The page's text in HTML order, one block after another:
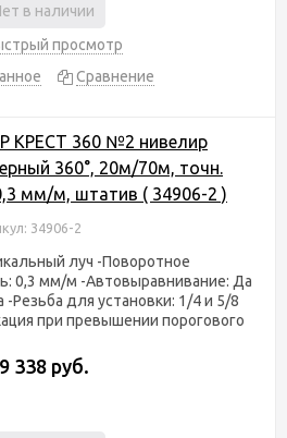
в наличии
просмотр
Сравнение
КРЕСТ 360 №2 нивелир
360°, 20м/70м, точн.
мм/м, штатив ( 34906-2 )
34906-2
луч -Поворотное
0,3 мм/м -Автовыравнивание: Да
-Резьба для установки: 1/4 и 5/8
при превышении порогового
9 338 руб.